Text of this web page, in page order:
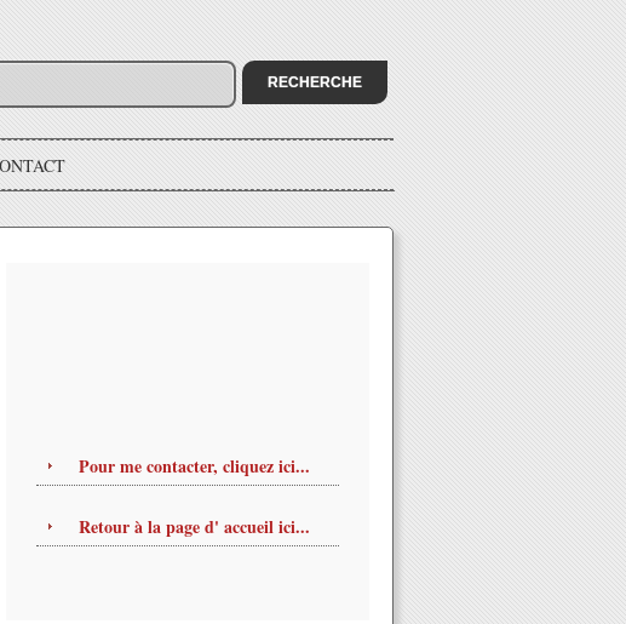
Pour me contacter, cliquez ici...
Retour à la page d' accueil ici...